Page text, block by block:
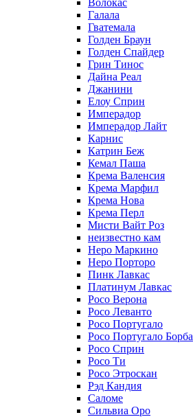
Волокас
Галала
Гватемала
Голден Браун
Голден Спайдер
Грин Тинос
Дайна Реал
Джанини
Елоу Сприн
Имперадор
Имперадор Лайт
Карнис
Катрин Беж
Кемал Паша
Крема Валенсия
Крема Марфил
Крема Нова
Крема Перл
Мисти Вайт Роз
неизвестно кам
Неро Маркино
Неро Порторо
Пинк Лавкаc
Платинум Лавкас
Росо Верона
Росо Леванто
Росо Португало
Росо Португало Борба
Росо Сприн
Росо Ти
Росо Этроскан
Рэд Кандия
Саломе
Сильвиа Оро